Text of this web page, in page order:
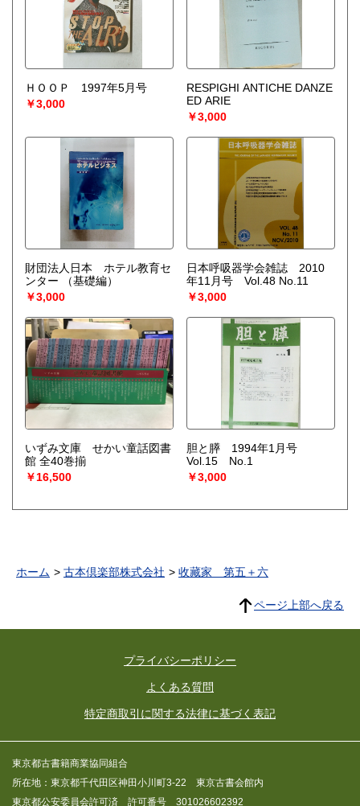
ＨＯＯＰ 1997年5月号
￥3,000
RESPIGHI ANTICHE DANZE
ED ARIE
￥3,000
財団法人日本 ホテル教育セ
ンター
（基礎編）
￥3,000
日本呼吸器学会雑誌 2010
年11月号 Vol.48 No.11
￥3,000
いずみ文庫 せかい童話図書
館 全40巻揃
￥16,500
胆と膵 1994年1月号
Vol.15 No.1
￥3,000
ホーム 古本倶楽部株式会社 收藏家 第五＋六
ページ上部へ戻る
プライバシーポリシー
よくある質問
特定商取引に関する法律に基づく表記
東京都古書籍商業協同組合
所在地：東京都千代田区神田小川町3-22 東京古書会館内
東京都公安委員会許可済 許可番号 301026602392